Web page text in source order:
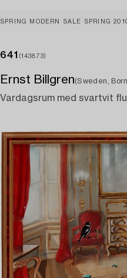
SPRING MODERN SALE SPRING
641 (143873)
Ernst Billgren(Sweden,
Vardagsrum med svartvit